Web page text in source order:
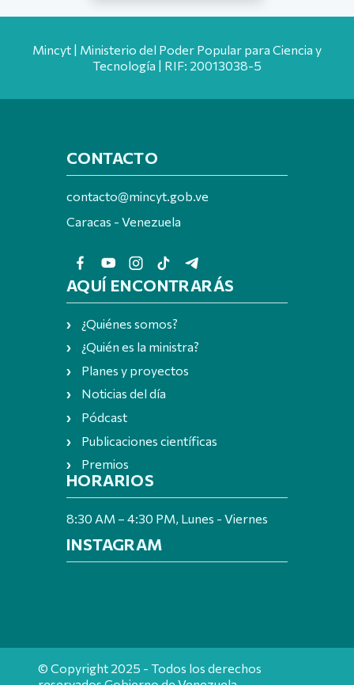
Mincyt | Ministerio del Poder Popular para Ciencia y
Tecnología | RIF: 20013038-5
CONTACTO
contacto@mincyt.gob.ve
Caracas - Venezuela
AQUÍ ENCONTRARÁS
¿Quiénes somos?
¿Quién es la ministra?
Planes y proyectos
Noticias del día
Pódcast
Publicaciones científicas
Premios
HORARIOS
8:30 AM – 4:30 PM, Lunes - Viernes
INSTAGRAM
© Copyright 2025 - Todos los derechos